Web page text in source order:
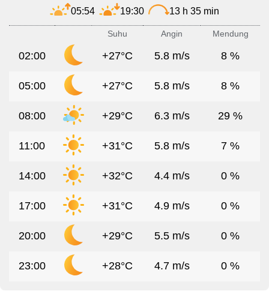
05:54 19:30 13 h 35 min
Suhu Angin Mendung
02:00 +27°C 5.8 m/s 8 %
05:00 +27°C 5.8 m/s 8 %
08:00 +29°C 6.3 m/s 29 %
11:00 +31°C 5.8 m/s 7 %
14:00 +32°C 4.4 m/s 0 %
17:00 +31°C 4.9 m/s 0 %
20:00 +29°C 5.5 m/s 0 %
23:00 +28°C 4.7 m/s 0 %